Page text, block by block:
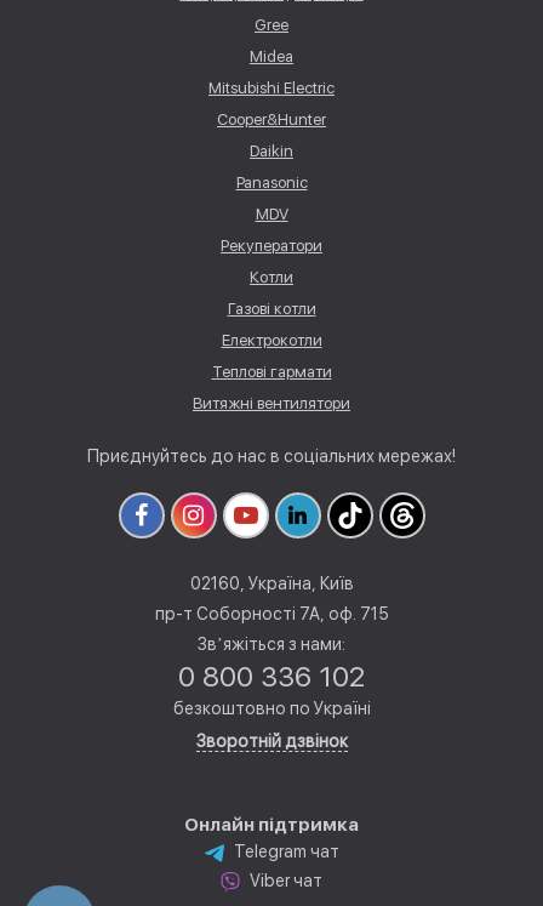
Gree
Midea
Mitsubishi Electric
Cooper&Hunter
Daikin
Panasonic
MDV
Рекуператори
Котли
Газові котли
Електрокотли
Теплові гармати
Витяжні вентилятори
Приєднуйтесь до нас в соціальних мережах!
02160, Україна, Київ
пр-т Соборності 7А, оф. 715
Звʼяжіться з нами:
0 800 336 102
безкоштовно по Україні
Зворотній дзвінок
Онлайн підтримка
Telegram чат
Viber чат